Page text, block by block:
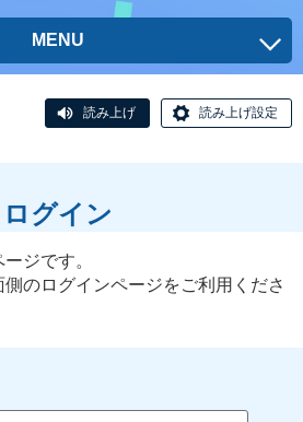
MENU
読み上げ 読み上げ設定
ログイン
ジです。
のログインページをご利用くださ